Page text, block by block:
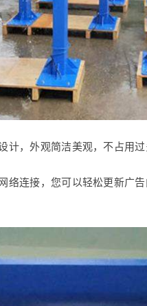
计，外观简洁美观，不占用
络连接，您可以轻松更新广